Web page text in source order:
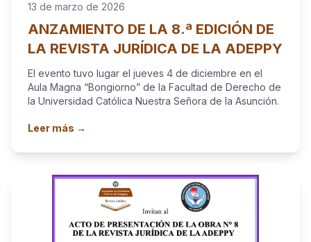
13 de marzo de 2026
ANZAMIENTO DE LA 8.ª EDICIÓN DE
LA REVISTA JURÍDICA DE LA ADEPPY
El evento tuvo lugar el jueves 4 de diciembre en el
Aula Magna “Bongiorno” de la Facultad de Derecho de
la Universidad Católica Nuestra Señora de la Asunción.
Leer más →